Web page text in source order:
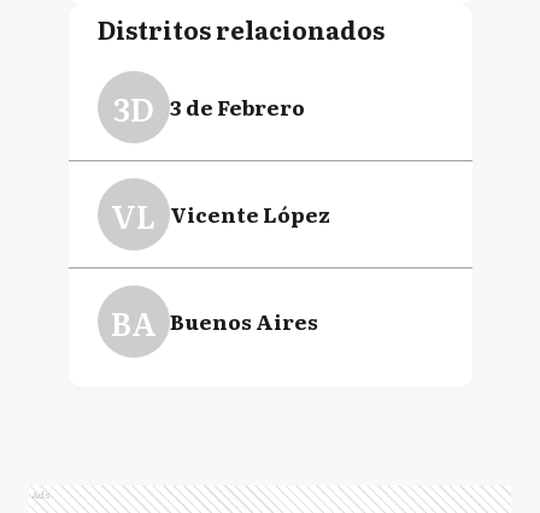
Distritos relacionados
3D 3 de Febrero
VL Vicente López
BA Buenos Aires
Ads